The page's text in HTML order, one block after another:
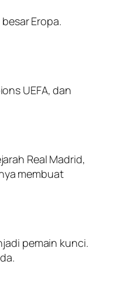
Eropa.
UEFA, dan
Real Madrid,
membuat
pemain kunci.